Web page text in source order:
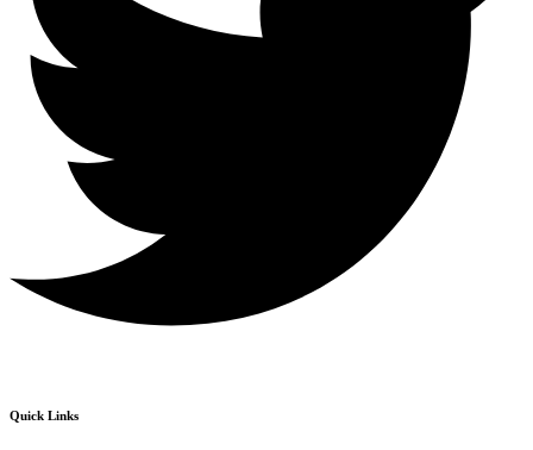
Quick Links